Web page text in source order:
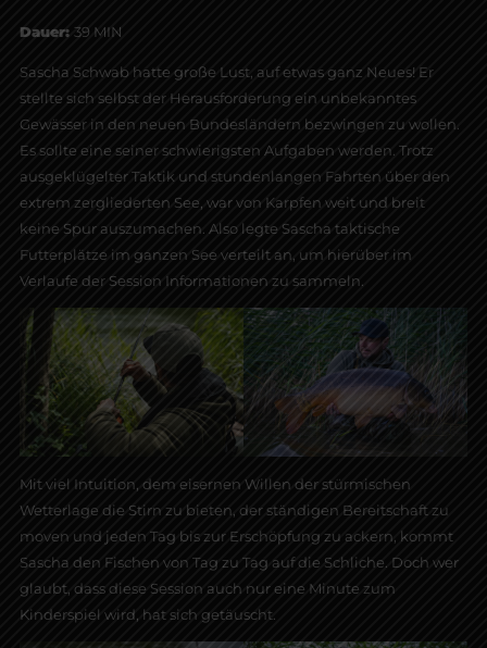
Dauer: 39 MIN
Sascha Schwab hatte große Lust, auf etwas ganz Neues! Er
stellte sich selbst der Herausforderung ein unbekanntes
Gewässer in den neuen Bundesländern bezwingen zu wollen.
Es sollte eine seiner schwierigsten Aufgaben werden. Trotz
ausgeklügelter Taktik und stundenlangen Fahrten über den
extrem zergliederten See, war von Karpfen weit und breit
keine Spur auszumachen. Also legte Sascha taktische
Futterplätze im ganzen See verteilt an, um hierüber im
Verlaufe der Session Informationen zu sammeln.
Mit viel Intuition, dem eisernen Willen der stürmischen
Wetterlage die Stirn zu bieten, der ständigen Bereitschaft zu
moven und jeden Tag bis zur Erschöpfung zu ackern, kommt
Sascha den Fischen von Tag zu Tag auf die Schliche. Doch wer
glaubt, dass diese Session auch nur eine Minute zum
Kinderspiel wird, hat sich getäuscht.